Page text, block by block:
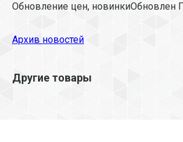
Обновление цен, новинкиОбновлен
Архив новостей
Другие товары